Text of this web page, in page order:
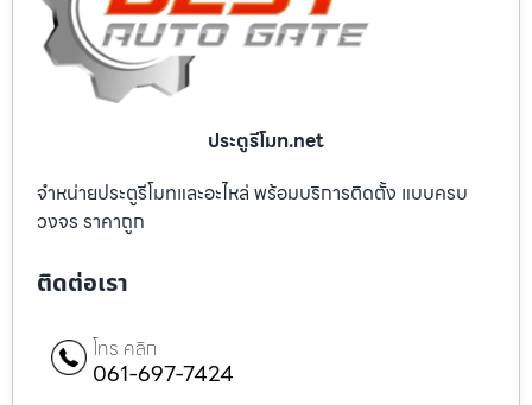
ประตูรีโมท.net
จำหน่ายประตูรีโมทและอะไหล่ พร้อมบริการติดตั้ง แบบครบ
วงจร ราคาถูก
ติดต่อเรา
โทร คลิก
061-697-7424